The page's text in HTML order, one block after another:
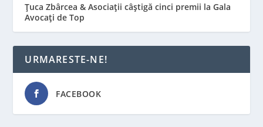
Țuca Zbârcea & Asociații câștigă cinci premii la Gala
Avocați de Top
URMARESTE-NE!
FACEBOOK